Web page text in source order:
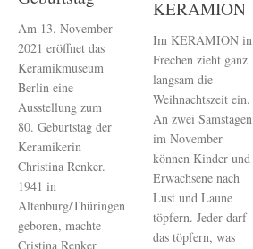
Am 13. November
2021 eröffnet das
Keramikmuseum
Berlin eine
Ausstellung zum
80. Geburtstag der
Keramikerin
Christina Renker.
1941 in
Altenburg/Thüringen
geboren, machte
Cristina Renker
KERAMION
Im KERAMION in
Frechen zieht ganz
langsam die
Weihnachtszeit ein.
An zwei Samstagen
im November
können Kinder und
Erwachsene nach
Lust und Laune
töpfern. Jeder darf
das töpfern, was